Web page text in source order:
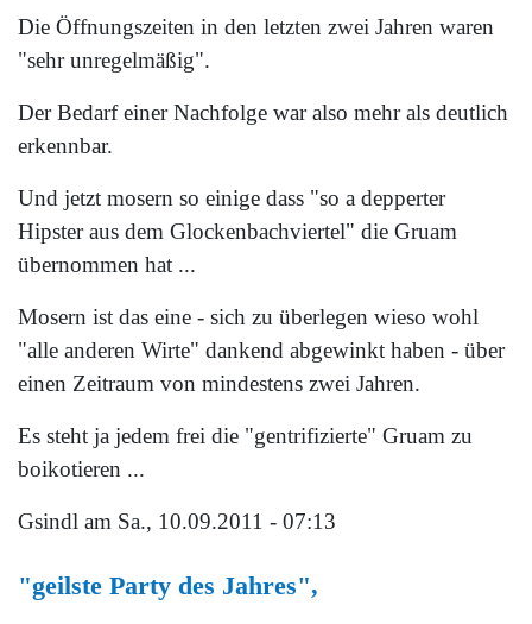
Die Öffnungszeiten in den letzten zwei Jahren waren
"sehr unregelmäßig".
Der Bedarf einer Nachfolge war also mehr als deutlich
erkennbar.
Und jetzt mosern so einige dass "so a depperter
Hipster aus dem Glockenbachviertel" die Gruam
übernommen hat ...
Mosern ist das eine - sich zu überlegen wieso wohl
"alle anderen Wirte" dankend abgewinkt haben - über
einen Zeitraum von mindestens zwei Jahren.
Es steht ja jedem frei die "gentrifizierte" Gruam zu
boikotieren ...
Gsindl am Sa., 10.09.2011 - 07:13
"geilste Party des Jahres",